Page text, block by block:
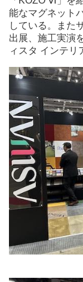
能なマグネット
している。また
出展、施工実演
ィスタ インテリ